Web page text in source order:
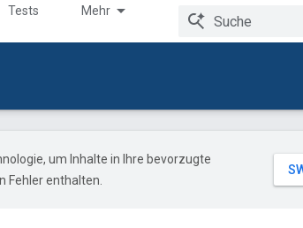
Tests Mehr
um Inhalte in Ihre bevorzugte
Fehler enthalten.